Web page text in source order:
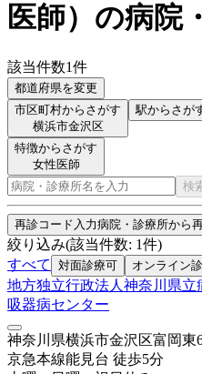
医師） の病院
該当件数1件
都道府県を変更
市区町村からさがす
横浜市金沢区
駅からさが
特徴からさがす
女性医師
検
再診コード入力病院・診療所から
絞り込み(該当件数: 1件)
すべて
対面診療可 オンライン
地方独立行政法人神奈川県
吸器病センター
神奈川県横浜市金沢区富岡東
京急本線能見台 徒歩5分